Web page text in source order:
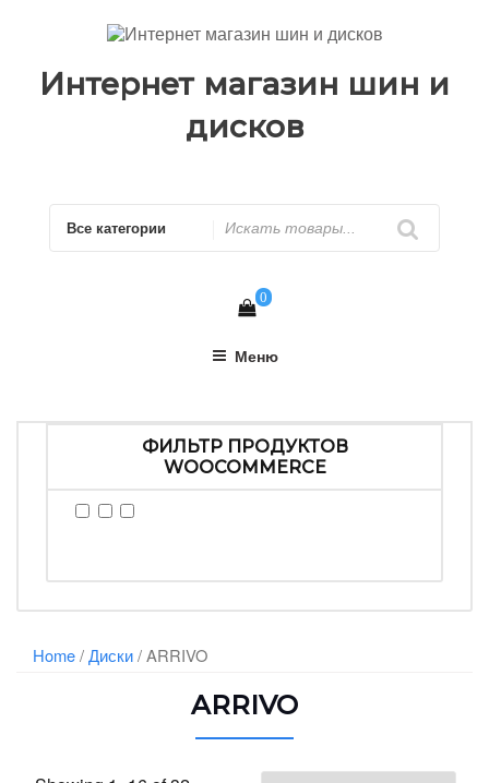
содержимому
Интернет магазин шин и
дисков
Искать
0
Меню
ФИЛЬТР ПРОДУКТОВ
WOOCOMMERCE
Home/Диски/ ARRIVO
ARRIVO